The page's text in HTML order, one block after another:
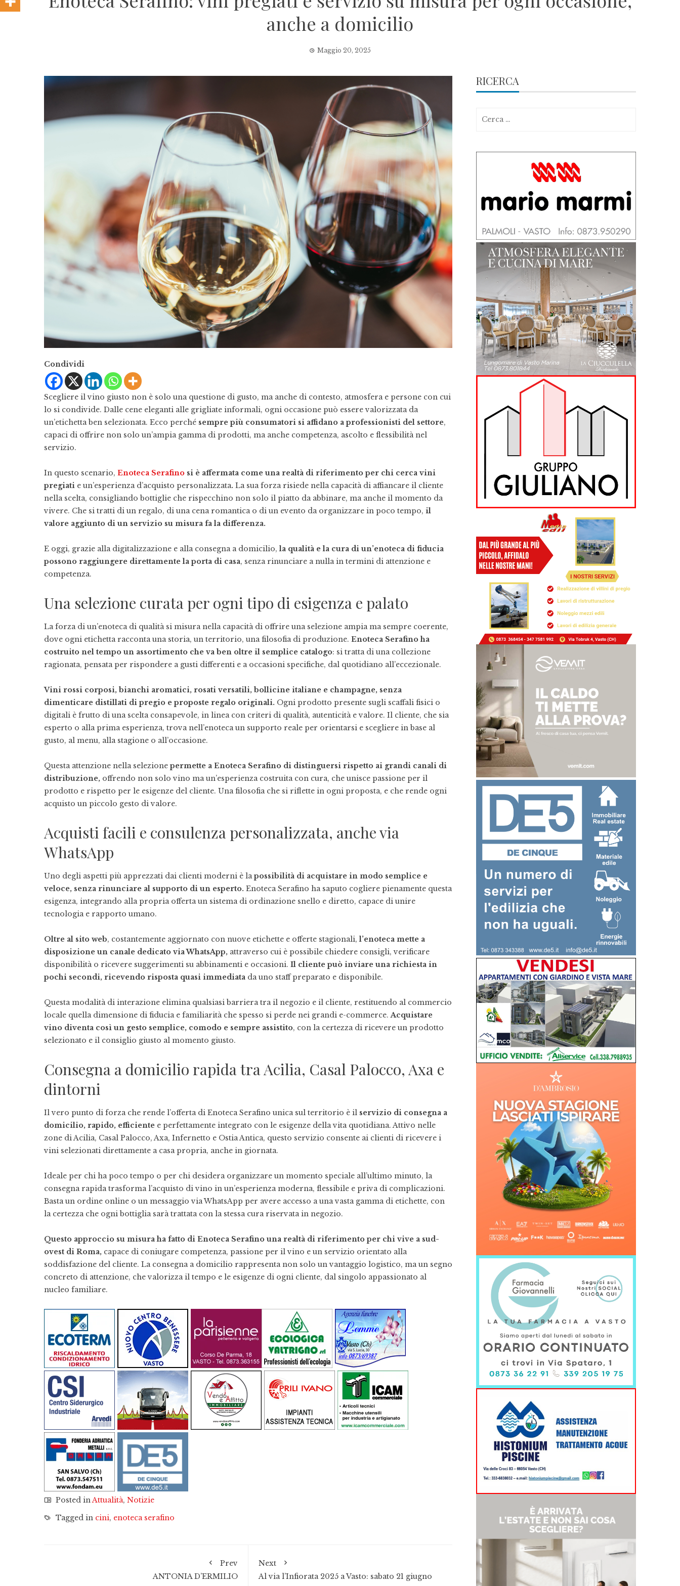
anche a domicilio
Maggio 20, 2025
Condividi
Scegliere il vino giusto non è solo una questione di gusto, ma anche di contesto, atmosfera e persone con cui
lo si condivide. Dalle cene eleganti alle grigliate informali, ogni occasione può essere valorizzata da
un’etichetta ben selezionata. Ecco perché sempre più consumatori si affidano a professionisti del settore,
capaci di offrire non solo un’ampia gamma di prodotti, ma anche competenza, ascolto e flessibilità nel
servizio.
In questo scenario, Enoteca Serafino si è affermata come una realtà di riferimento per chi cerca vini
pregiati e un’esperienza d’acquisto personalizzata. La sua forza risiede nella capacità di affiancare il cliente
nella scelta, consigliando bottiglie che rispecchino non solo il piatto da abbinare, ma anche il momento da
vivere. Che si tratti di un regalo, di una cena romantica o di un evento da organizzare in poco tempo, il
valore aggiunto di un servizio su misura fa la differenza.
E oggi, grazie alla digitalizzazione e alla consegna a domicilio,la qualità e la cura di un’enoteca di fiducia
possono raggiungere direttamente la porta di casa, senza rinunciare a nulla in termini di attenzione e
competenza.
Una selezione curata per ogni tipo di esigenza e palato
La forza di un’enoteca di qualità si misura nella capacità di offrire una selezione ampia ma sempre coerente,
dove ogni etichetta racconta una storia, un territorio, una filosofia di produzione. Enoteca Serafino ha
costruito nel tempo un assortimento che va ben oltre il semplice catalogo: si tratta di una collezione
ragionata, pensata per rispondere a gusti differenti e a occasioni specifiche, dal quotidiano all’eccezionale.
Vini rossi corposi, bianchi aromatici, rosati versatili, bollicine italiane e champagne, senza
dimenticare distillati di pregio e proposte regalo originali. Ogni prodotto presente sugli scaffali fisici o
digitali è frutto di una scelta consapevole, in linea con criteri di qualità, autenticità e valore. Il cliente, che sia
esperto o alla prima esperienza, trova nell’enoteca un supporto reale per orientarsi e scegliere in base al
gusto, al menu, alla stagione o all’occasione.
Questa attenzione nella selezione permette a Enoteca Serafino di distinguersi rispetto ai grandi canali di
distribuzione, offrendo non solo vino ma un’esperienza costruita con cura, che unisce passione per il
prodotto e rispetto per le esigenze del cliente. Una filosofia che si riflette in ogni proposta, e che rende ogni
acquisto un piccolo gesto di valore.
Acquisti facili e consulenza personalizzata, anche via
WhatsApp
Uno degli aspetti più apprezzati dai clienti moderni è lapossibilità di acquistare in modo semplice e
veloce, senza rinunciare al supporto di un esperto. Enoteca Serafino ha saputo cogliere pienamente questa
esigenza, integrando alla propria offerta un sistema di ordinazione snello e diretto, capace di unire
tecnologia e rapporto umano.
Oltre al sito web, costantemente aggiornato con nuove etichette e offerte stagionali, l’enoteca mette a
disposizione un canale dedicato via WhatsApp, attraverso cui è possibile chiedere consigli, verificare
disponibilità o ricevere suggerimenti su abbinamenti e occasioni. Il cliente può inviare una richiesta in
pochi secondi, ricevendo risposta quasi immediata da uno staff preparato e disponibile.
Questa modalità di interazione elimina qualsiasi barriera tra il negozio e il cliente, restituendo al commercio
locale quella dimensione di fiducia e familiarità che spesso si perde nei grandi e-commerce.Acquistare
vino diventa così un gesto semplice, comodo e sempre assistito, con la certezza di ricevere un prodotto
selezionato e il consiglio giusto al momento giusto.
Consegna a domicilio rapida tra Acilia, Casal Palocco, Axa e
dintorni
Il vero punto di forza che rende l’offerta di Enoteca Serafino unica sul territorio è il servizio di consegna a
domicilio, rapido, efficiente e perfettamente integrato con le esigenze della vita quotidiana. Attivo nelle
zone di Acilia, Casal Palocco, Axa, Infernetto e Ostia Antica, questo servizio consente ai clienti di ricevere i
vini selezionati direttamente a casa propria, anche in giornata.
Ideale per chi ha poco tempo o per chi desidera organizzare un momento speciale all’ultimo minuto, la
consegna rapida trasforma l’acquisto di vino in un’esperienza moderna, flessibile e priva di complicazioni.
Basta un ordine online o un messaggio via WhatsApp per avere accesso a una vasta gamma di etichette, con
la certezza che ogni bottiglia sarà trattata con la stessa cura riservata in negozio.
Questo approccio su misura ha fatto di Enoteca Serafino una realtà di riferimento per chi vive a sud-
ovest di Roma, capace di coniugare competenza, passione per il vino e un servizio orientato alla
soddisfazione del cliente. La consegna a domicilio rappresenta non solo un vantaggio logistico, ma un segno
concreto di attenzione, che valorizza il tempo e le esigenze di ogni cliente, dal singolo appassionato al
nucleo familiare.
Posted inAttualità, Notizie
Tagged in cini, enoteca serafino
Prev
ANTONIA D’ERMILIO
Next
Al via l’Infiorata 2025 a Vasto: sabato 21 giugno
RICERCA